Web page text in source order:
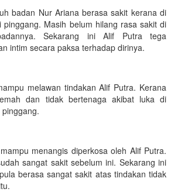
badan Nur Ariana berasa sakit kerana di
pinggang. Masih belum hilang rasa sakit di
Sekarang ini Alif Putra tega
intim secara paksa terhadap dirinya.
melawan tindakan Alif Putra. Kerana
dan tidak bertenaga akibat luka di
menangis diperkosa oleh Alif Putra.
sangat sakit sebelum ini. Sekarang ini
berasa sangat sakit atas tindakan tidak